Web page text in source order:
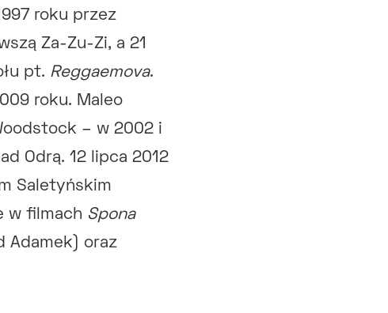
roku przez
Za-Zu-Zi, a 21
pt. Reggaemova.
roku. Maleo
– w 2002 i
Odrą. 12 lipca 2012
Saletyńskim
w filmach Spona
Adamek) oraz